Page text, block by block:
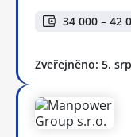
34 000 – 42
Zveřejněno: 5.